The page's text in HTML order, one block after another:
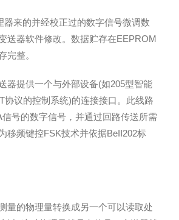
器来的并经校正过的数字信号微调数
送器软件修改。数据贮存在EEPROM
完整。
器提供一个与外部设备(如205型智能
协议的控制系统)的连接接口。此线路
号的数字信号，并通过回路传送所需
移频键控FSK技术并依据BeII202标
量的物理量转换成另一个可以读取处